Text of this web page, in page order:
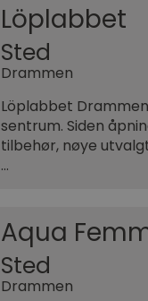
Löplabbet
Sted
Drammen
Löplabbet
sentrum. Siden
tilbehør, nøye
…
Aqua
Sted
Drammen